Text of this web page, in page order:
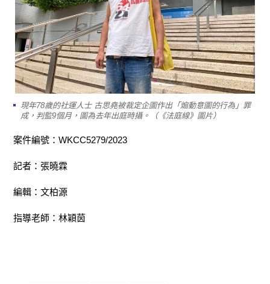
現年78歲的社運人士 古思堯被裁定企圖作出「煽動意圖的行為」罪
成，判監9個月，圖為去年出庭時攝。（《法庭線》圖片）
案件編號：WKCC5279/2023
記者：張曉霖
編輯：文柏源
指導老師：林穎茵